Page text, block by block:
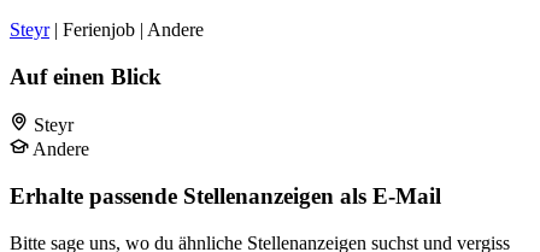
Steyr| Ferienjob | Andere
Auf einen Blick
Steyr
Andere
Erhalte passende Stellenanzeigen als E-Mail
Bitte sage uns, wo du ähnliche Stellenanzeigen suchst und vergiss